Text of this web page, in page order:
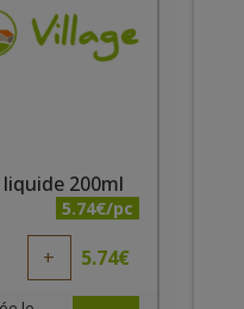
liquide 200ml
5.74€/pc
+ 5.74€